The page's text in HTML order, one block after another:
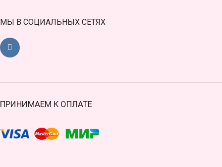
МЫ В СОЦИАЛЬНЫХ СЕТЯХ
ПРИНИМАЕМ К ОПЛАТЕ